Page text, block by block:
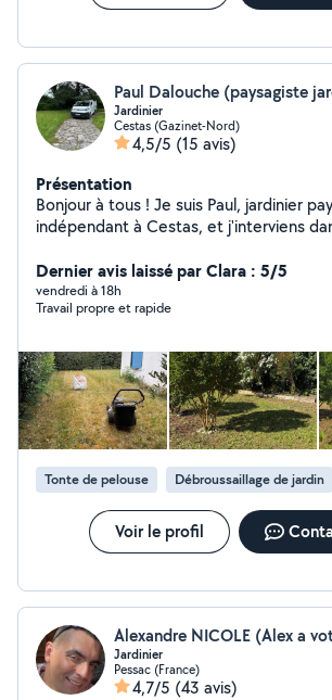
Paul Dalouche (paysagiste
Jardinier
Cestas (Gazinet-Nord)
4,5/5 (15 avis)
Présentation
Bonjour à tous ! Je suis Paul, jardinier paysagiste
indépendant à Cestas, et j'interviens
notamment : Tonte de pelouse (petits et grands
terrains) Débroussaillage Taille de haies
Abattage et enlèvement de haies
d'arbres Débitage des troncs et des
de bois à domicile Broyage des
verts sur place avec broyeur
robot de tonte professionnel dernière
peux intervenir rapidement sur de
en garantissant une tonte propre et régulière. Le
peut être laissé sur place pour le
ou évacué selon votre souhait. J'effectue également
tous types d'évacuations : Déchets verts Gravats
Débarras de maisons, garages, caves et
Dernier avis laissé par Clara : 5/5
vendredi à 18h
Travail propre et rapide
Tonte de pelouse Débroussaillage de jardin
Voir le profil
Alexandre NICOLE (Alex a
Jardinier
Pessac (France)
4,7/5 (43 avis)